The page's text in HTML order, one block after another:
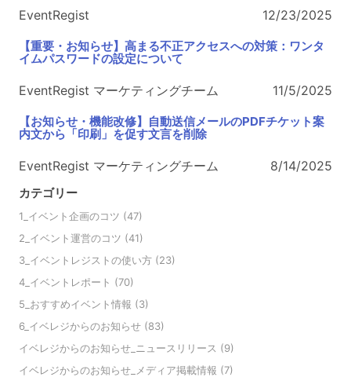
EventRegist 12/23/2025
【重要・お知らせ】高まる不正アクセスへの対策：ワンタ
イムパスワードの設定について
EventRegist マーケティングチーム 11/5/2025
【お知らせ・機能改修】自動送信メールのPDFチケット案
内文から「印刷」を促す文言を削除
EventRegist マーケティングチーム 8/14/2025
カテゴリー
1_イベント企画のコツ (47)
2_イベント運営のコツ (41)
3_イベントレジストの使い方 (23)
4_イベントレポート (70)
5_おすすめイベント情報 (3)
6_イベレジからのお知らせ (83)
イベレジからのお知らせ_ニュースリリース (9)
イベレジからのお知らせ_メディア掲載情報 (7)